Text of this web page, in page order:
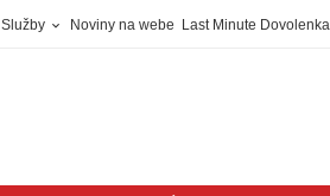
Služby Noviny na webe Last Minute Dovolenka